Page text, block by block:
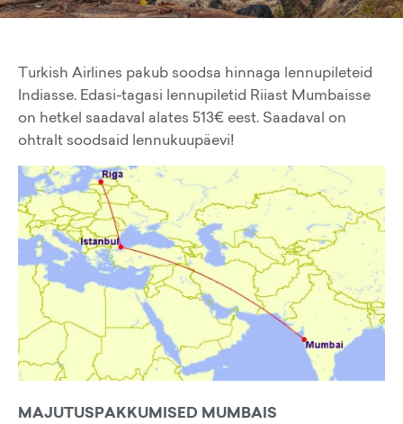
Turkish Airlines pakub soodsa hinnaga lennupileteid
Indiasse. Edasi-tagasi lennupiletid Riiast Mumbaisse
on hetkel saadaval alates 513€ eest. Saadaval on
ohtralt soodsaid lennukuupäevi!
MAJUTUSPAKKUMISED MUMBAIS